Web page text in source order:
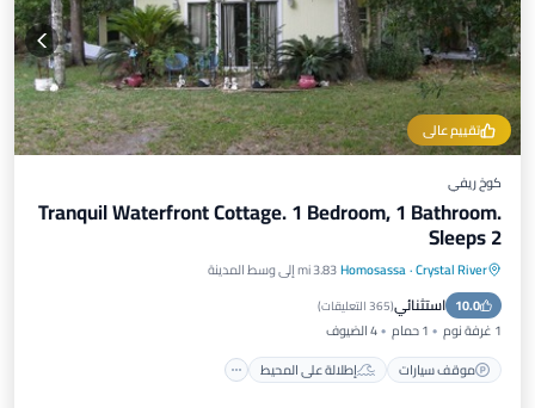
تقييم عالي
كوخ ريفي
Tranquil Waterfront Cottage. 1 Bedroom, 1 Bathroom.
Sleeps 2
Crystal River
·
Homosassa3.83 mi إلى وسط المدينة
10.0 استثنائي(365 التعليقات )
1 غرفة نوم 1 حمام
4 الضيوف
موقف سيارات
إطلالة على المحيط
موقف سيارات
إطلالة على المحيط
شرفة / تراس